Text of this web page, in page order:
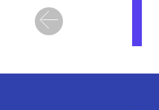
Previous